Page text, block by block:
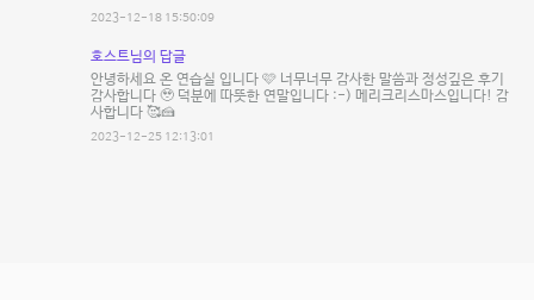
2023-12-18 15:50:09
호스트님의 답글
안녕하세요 온 연습실 입니다 🩷 너무너무 감사한 말씀과 정성깊은 후기
감사합니다 🥹 덕분에 따뜻한 연말입니다 :-) 메리크리스마스입니다! 감
사합니다 🥰🍰
2023-12-25 12:13:01